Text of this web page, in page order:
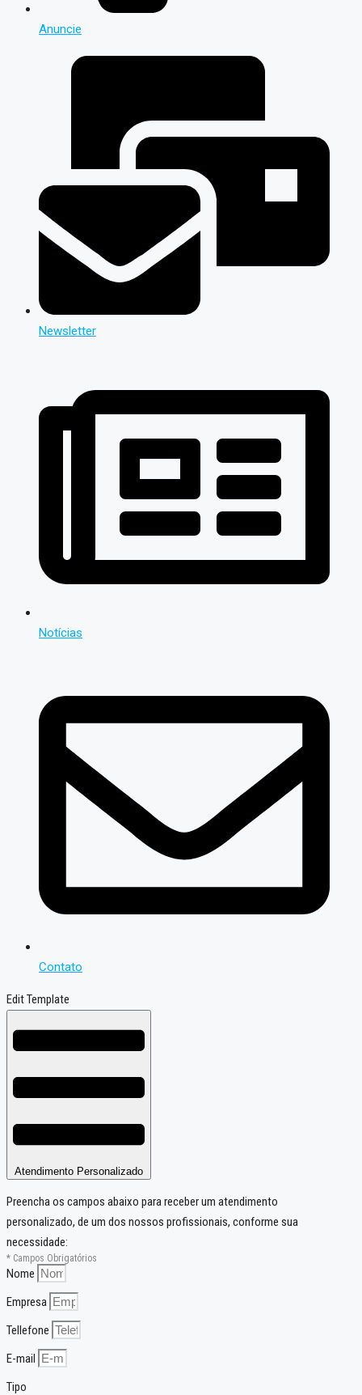
Anuncie
Newsletter
Notícias
Contato
Edit Template
Atendimento Personalizado
Preencha os campos abaixo para receber um atendimento
personalizado, de um dos nossos profissionais, conforme sua
necessidade:
* Campos Obrigatórios
Nome
Empresa
Tellefone
E-mail
Tipo